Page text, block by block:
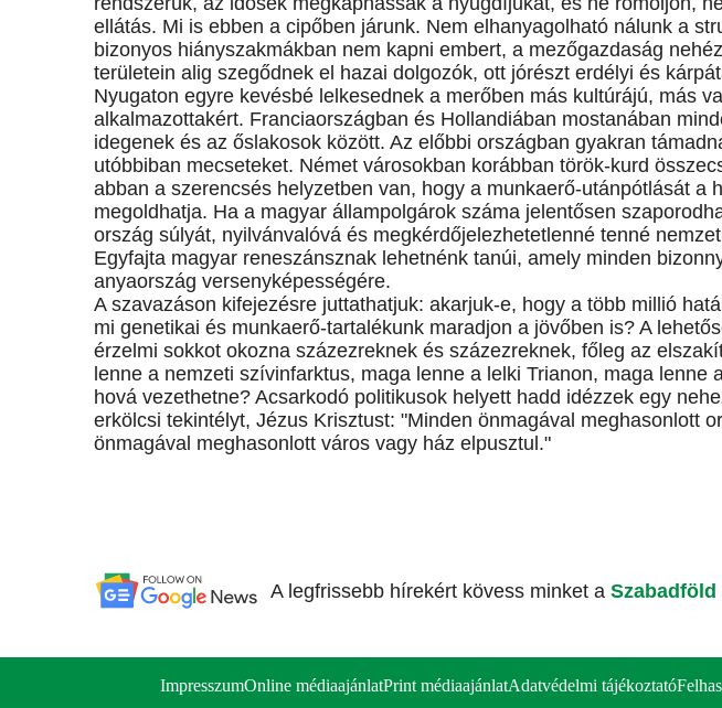
ellátás. Mi is ebben a cipőben járunk. Nem elhanyagolható nálunk a
bizonyos hiányszakmákban nem kapni embert, a mezőgazdaság
területein alig szegődnek el hazai dolgozók, ott jórészt erdélyi és
Nyugaton egyre kevésbé lelkesednek a merőben más kultúrájú, más
alkalmazottakért. Franciaországban és Hollandiában mostanában
idegenek és az őslakosok között. Az előbbi országban gyakran
utóbbiban mecseteket. Német városokban korábban török-kurd
abban a szerencsés helyzetben van, hogy a munkaerő-utánpótlását a
megoldhatja. Ha a magyar állampolgárok száma jelentősen
ország súlyát, nyilvánvalóvá és megkérdőjelezhetetlenné tenné
Egyfajta magyar reneszánsznak lehetnénk tanúi, amely minden
anyaország versenyképességére.
A szavazáson kifejezésre juttathatjuk: akarjuk-e, hogy a több millió
mi genetikai és munkaerő-tartalékunk maradjon a jövőben is? A
érzelmi sokkot okozna százezreknek és százezreknek, főleg az
lenne a nemzeti szívinfarktus, maga lenne a lelki Trianon, maga lenne
hová vezethetne? Acsarkodó politikusok helyett hadd idézzek egy
erkölcsi tekintélyt, Jézus Krisztust: "Minden önmagával meghasonlott
önmagával meghasonlott város vagy ház elpusztul."
A legfrissebb hírekért kövess minket a Szabadföld
ImpresszumOnline médiaajánlatPrint médiaajánlatAdatvédelmi tájékoztató